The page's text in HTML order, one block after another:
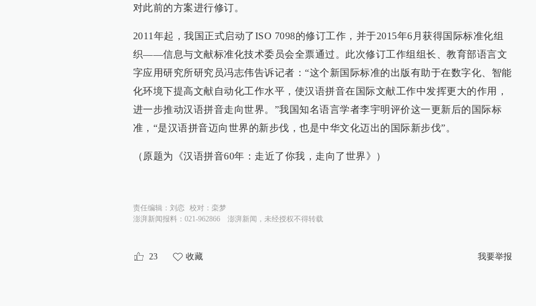
对此前的方案进行修订。
2011年起，我国正式启动了ISO 7098的修订工作，并于2015年6月获得国际标准化组
织——信息与文献标准化技术委员会全票通过。此次修订工作组组长、教育部语言文
字应用研究所研究员冯志伟告诉记者：“这个新国际标准的出版有助于在数字化、智能
化环境下提高文献自动化工作水平，使汉语拼音在国际文献工作中发挥更大的作用，
进一步推动汉语拼音走向世界。”我国知名语言学者李宇明评价这一更新后的国际标
准，“是汉语拼音迈向世界的新步伐，也是中华文化迈出的国际新步伐”。
（原题为《汉语拼音60年：走近了你我，走向了世界》）
责任编辑： 刘恋 校对： 栾梦
澎湃新闻报料：021-962866
澎湃新闻，未经授权不得转载
23 收藏 我要举报